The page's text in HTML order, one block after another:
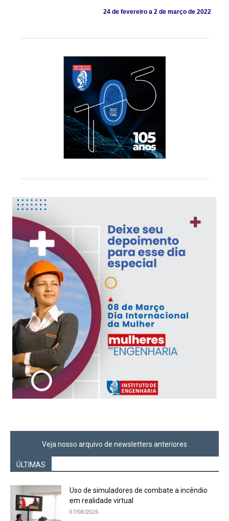
Veja nosso arquivo de newsletters anteriores
ÚLTIMAS
Uso de simuladores de combate a incêndio
em realidade virtual
07/08/2026